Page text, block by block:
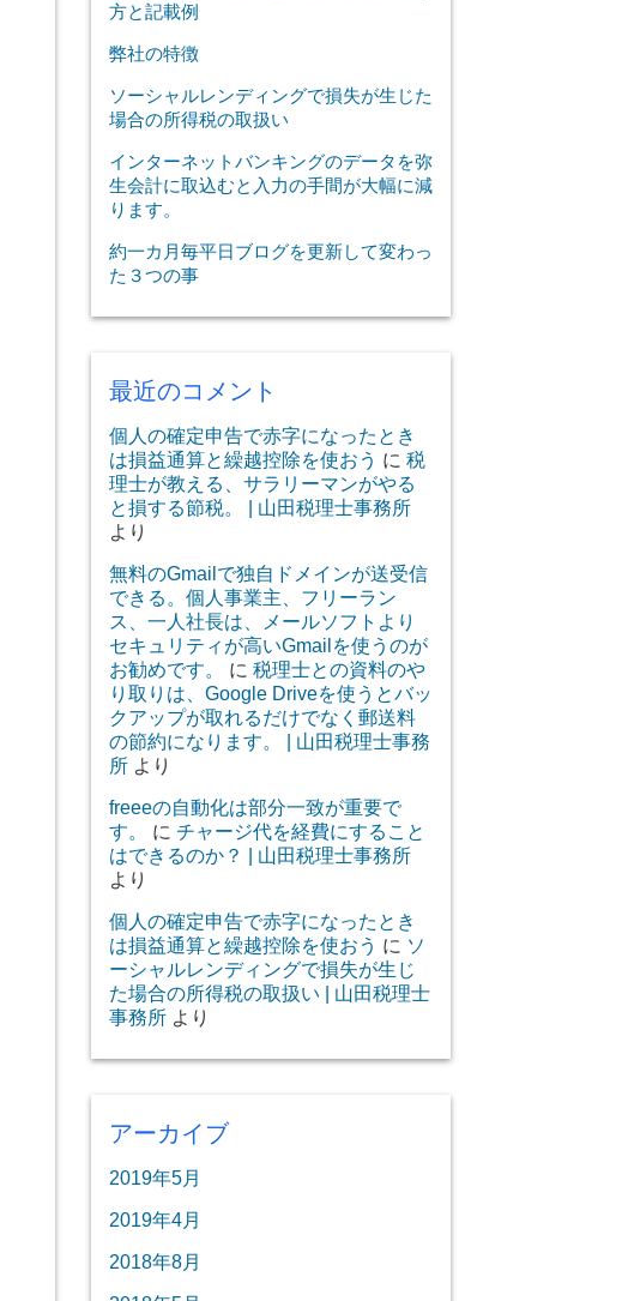
方と記載例
弊社の特徴
ソーシャルレンディングで損失が生じた
場合の所得税の取扱い
インターネットバンキングのデータを弥
生会計に取込むと入力の手間が大幅に減
ります。
約一カ月毎平日ブログを更新して変わっ
た３つの事
最近のコメント
個人の確定申告で赤字になったとき
は損益通算と繰越控除を使おう に 税
理士が教える、サラリーマンがやる
と損する節税。 | 山田税理士事務所
より
無料のGmailで独自ドメインが送受信
できる。個人事業主、フリーラン
ス、一人社長は、メールソフトより
セキュリティが高いGmailを使うのが
お勧めです。
に 税理士との資料のや
り取りは、Google Driveを使うとバッ
クアップが取れるだけでなく郵送料
の節約になります。 | 山田税理士事務
所 より
freeeの自動化は部分一致が重要で
す。
に チャージ代を経費にすること
はできるのか？ | 山田税理士事務所
より
個人の確定申告で赤字になったとき
は損益通算と繰越控除を使おう に ソ
ーシャルレンディングで損失が生じ
た場合の所得税の取扱い | 山田税理士
事務所 より
アーカイブ
2019年5月
2019年4月
2018年8月